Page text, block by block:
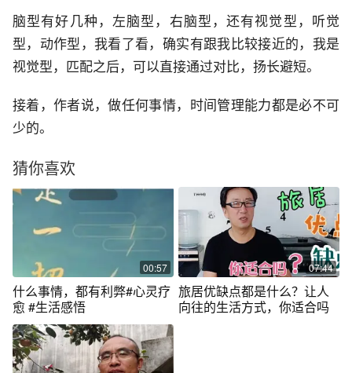
脑型有好几种，左脑型，右脑型，还有视觉型，听觉
型，动作型，我看了看，确实有跟我比较接近的，我是
视觉型，匹配之后，可以直接通过对比，扬长避短。
接着，作者说，做任何事情，时间管理能力都是必不可
少的。
猜你喜欢
00:57
什么事情，都有利弊#心灵疗
愈 #生活感悟
07:44
旅居优缺点都是什么？让人
向往的生活方式，你适合吗